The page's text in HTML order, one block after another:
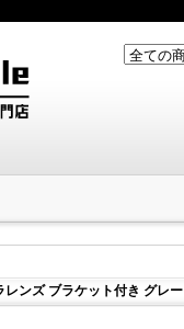
レンズ ブラケット付き グレー